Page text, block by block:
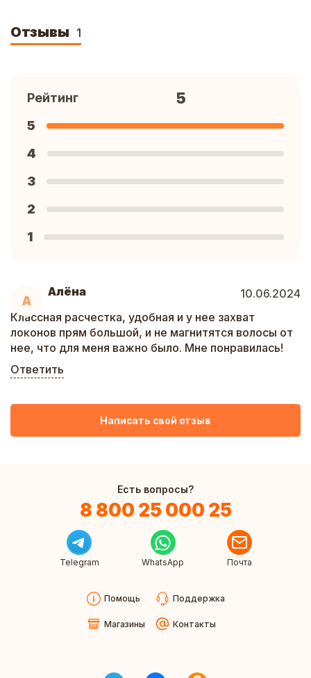
Отзывы 1
А
Алёна
10.06.2024
Классная расчестка, удобная и у нее захват
локонов прям большой, и не магнитятся волосы от
нее, что для меня важно было. Мне понравилась!
Ответить
Рейтинг 5
5
4
3
2
1
Написать свой отзыв
Есть вопросы?
8 800 25 000 25
Telegram WhatsApp Почта
Помощь Поддержка
Магазины Контакты